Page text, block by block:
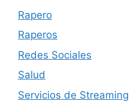
Rapero
Raperos
Redes Sociales
Salud
Servicios de Streaming